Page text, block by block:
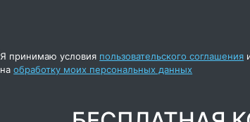
Я принимаю условия пользовательского соглашения
наобработку моих персональных данных